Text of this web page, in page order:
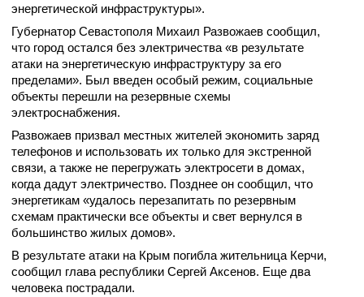
энергетической инфраструктуры».
Губернатор Севастополя Михаил Развожаев сообщил,
что город остался без электричества «в результате
атаки на энергетическую инфраструктуру за его
пределами». Был введен особый режим, социальные
объекты перешли на резервные схемы
электроснабжения.
Развожаев призвал местных жителей экономить заряд
телефонов и использовать их только для экстренной
связи, а также не перегружать электросети в домах,
когда дадут электричество. Позднее он сообщил, что
энергетикам «удалось перезапитать по резервным
схемам практически все объекты и свет вернулся в
большинство жилых домов».
В результате атаки на Крым погибла жительница Керчи,
сообщил глава республики Сергей Аксенов. Еще два
человека пострадали.